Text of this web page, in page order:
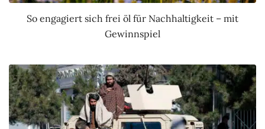
So engagiert sich frei öl für Nachhaltigkeit – mit
Gewinnspiel